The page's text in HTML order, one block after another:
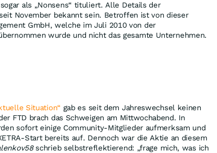
als „Nonsens“ tituliert. Alle Details der
November bekannt sein. Betroffen ist von dieser
GmbH, welche im Juli 2010 von der
wurde und nicht das gesamte Unternehmen.
Situation“ gab es seit dem Jahreswechsel keinen
FTD brach das Schweigen am Mittwochabend. In
sofort einige Community-Mitglieder aufmerksam und
Start bereits auf. Dennoch war die Aktie an diesem
schrieb selbstreflektierend: „frage mich, was ich